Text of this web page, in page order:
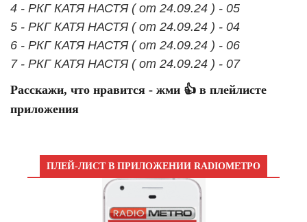
4 - РКГ КАТЯ НАСТЯ ( от 24.09.24 ) - 05
5 - РКГ КАТЯ НАСТЯ ( от 24.09.24 ) - 04
6 - РКГ КАТЯ НАСТЯ ( от 24.09.24 ) - 06
7 - РКГ КАТЯ НАСТЯ ( от 24.09.24 ) - 07
Расскажи, что нравится - жми 👍 в плейлисте
приложения
ПЛЕЙ-ЛИСТ В ПРИЛОЖЕНИИ RADIOМЕТРО